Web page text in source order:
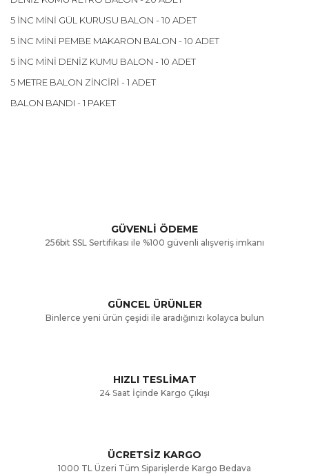
5 İNC MİNİ GÜL KURUSU BALON - 10 ADET
5 İNC MİNİ PEMBE MAKARON BALON - 10 ADET
5 İNC MİNİ DENİZ KUMU BALON - 10 ADET
5 METRE BALON ZİNCİRİ - 1 ADET
BALON BANDI - 1 PAKET
Ürün resmi kalitesiz, bozuk veya görüntülenemiyor.
Ürün bilgilerinde hatalar bulunuyor.
Gönder
GÜVENLİ ÖDEME
256bit SSL Sertifikası ile %100 güvenli alışveriş imkanı
GÜNCEL ÜRÜNLER
Binlerce yeni ürün çeşidi ile aradığınızı kolayca bulun
HIZLI TESLİMAT
24 Saat İçinde Kargo Çıkışı
ÜCRETSİZ KARGO
1000 TL Üzeri Tüm Siparişlerde Kargo Bedava